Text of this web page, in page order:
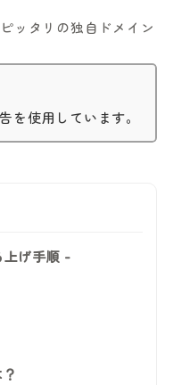
ッタリの独自ドメイン
を使用しています。
上げ手順 -